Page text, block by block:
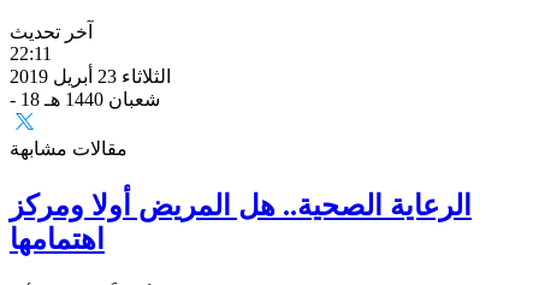
آخر تحديث
22:11
الثلاثاء 23 أبريل 2019
- 18 شعبان 1440 هـ
مقالات مشابهة
الرعاية الصحية.. هل المريض أولا ومركز
اهتمامها